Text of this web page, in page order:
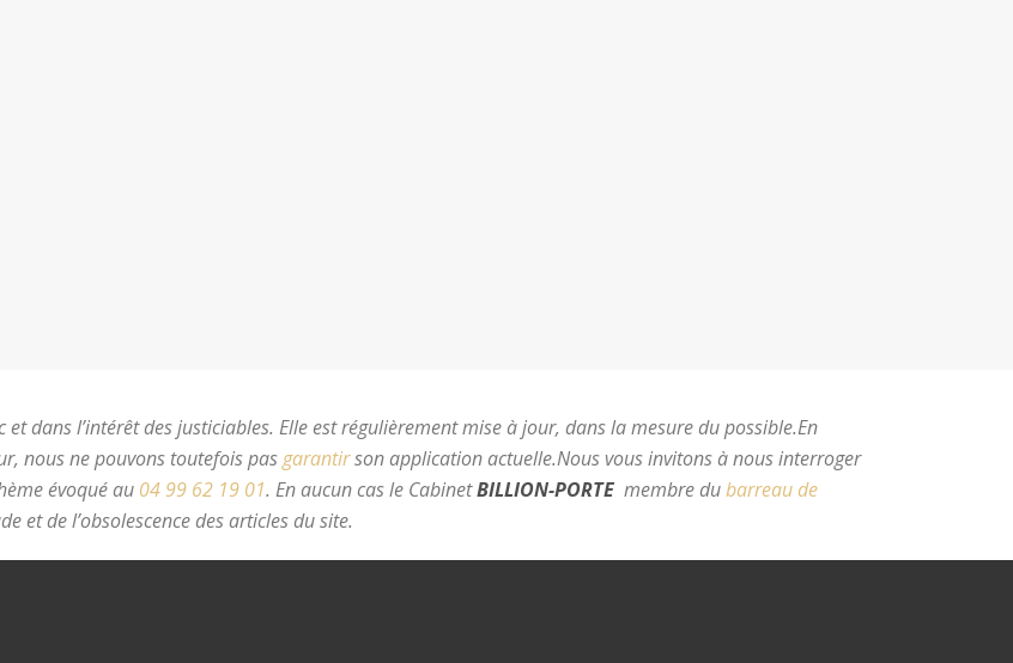
dans l’intérêt des justiciables. Elle est régulièrement mise à jour, dans la mesure du possible.En
nous ne pouvons toutefois pasgarantirson application actuelle.Nous vous invitons à nous interroger
évoqué au 04 99 62 19 01. En aucun cas le CabinetBILLION-PORTE membre dubarreau de
et de l’obsolescence des articles du site.